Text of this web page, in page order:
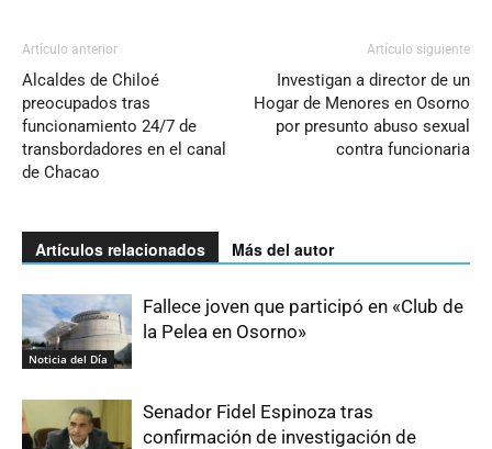
Artículo anterior
Alcaldes de Chiloé
preocupados tras
funcionamiento 24/7 de
transbordadores en el canal
de Chacao
Artículo siguiente
Investigan a director de un
Hogar de Menores en Osorno
por presunto abuso sexual
contra funcionaria
Artículos relacionados Más del autor
Noticia del Día
Fallece joven que participó en «Club de
la Pelea en Osorno»
Senador Fidel Espinoza tras
confirmación de investigación de